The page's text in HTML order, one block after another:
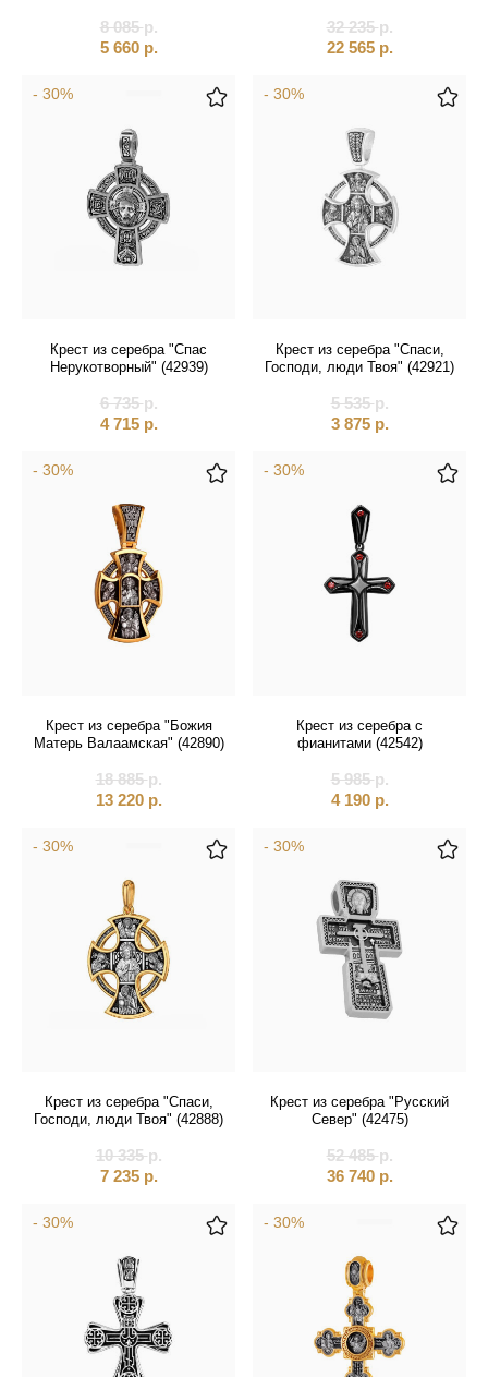
8 085р.
5 660 р.
32 235р.
22 565 р.
- 30%
Крест из серебра "Спас
Нерукотворный" (42939)
6 735р.
4 715 р.
- 30%
Крест из серебра "Спаси,
Господи, люди Твоя" (42921)
5 535р.
3 875 р.
- 30%
Крест из серебра "Божия
Матерь Валаамская" (42890)
18 885р.
13 220 р.
- 30%
Крест из серебра с
фианитами (42542)
5 985р.
4 190 р.
- 30%
Крест из серебра "Спаси,
Господи, люди Твоя" (42888)
10 335р.
7 235 р.
- 30%
Крест из серебра "Русский
Север" (42475)
52 485р.
36 740 р.
- 30% - 30%